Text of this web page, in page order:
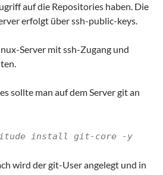
auf die Repositories haben. Die
erfolgt über ssh-public-keys.
Server mit ssh-Zugang und
sollte man auf dem Server git an
install git-core -y
wird der git-User angelegt und in